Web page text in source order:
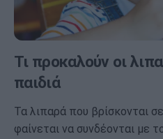
Τι προκαλούν οι
παιδιά
Τα λιπαρά που βρίσκονται
φαίνεται να συνδέονται με